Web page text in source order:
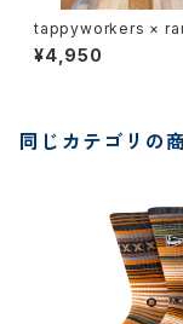
tappyworkers ×
destroy コラボTシャ
¥4,950
同じカテゴリの